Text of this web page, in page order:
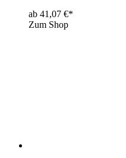
ab 41,07 €*
Zum Shop